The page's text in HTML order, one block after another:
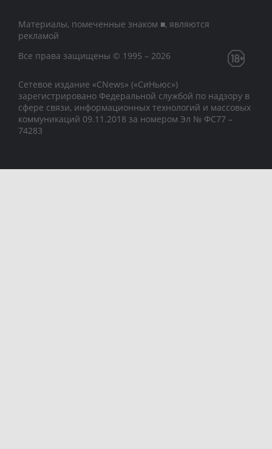
Материалы, помеченные знаком ■, являются
рекламой
Все права защищены © 1995 – 2026
Сетевое издание «CNews» («СиНьюс»)
зарегистрировано Федеральной службой по надзору в
сфере связи, информационных технологий и массовых
коммуникаций 09.11.2018 за номером Эл № ФС77 –
74283